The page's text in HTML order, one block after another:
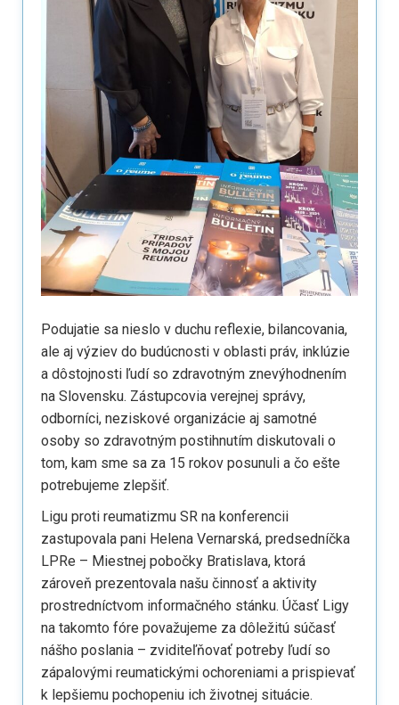
Podujatie sa nieslo v duchu reflexie, bilancovania,
ale aj výziev do budúcnosti v oblasti práv, inklúzie
a dôstojnosti ľudí so zdravotným znevýhodnením
na Slovensku. Zástupcovia verejnej správy,
odborníci, neziskové organizácie aj samotné
osoby so zdravotným postihnutím diskutovali o
tom, kam sme sa za 15 rokov posunuli a čo ešte
potrebujeme zlepšiť.
Ligu proti reumatizmu SR na konferencii
zastupovala pani Helena Vernarská, predsedníčka
LPRe – Miestnej pobočky Bratislava, ktorá
zároveň prezentovala našu činnosť a aktivity
prostredníctvom informačného stánku. Účasť Ligy
na takomto fóre považujeme za dôležitú súčasť
nášho poslania – zviditeľňovať potreby ľudí so
zápalovými reumatickými ochoreniami a prispievať
k lepšiemu pochopeniu ich životnej situácie.